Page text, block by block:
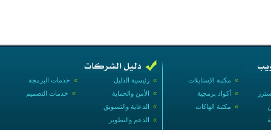
» خدمات البرمجة » رئيسية الدليل
» خدمات التصميم » الأمن والحماية
» الدعاية والتسويق
» الدعم والتطوير
» مكتبة الإستايلات
» أكواد برمجية
» مكتبة الهاكات